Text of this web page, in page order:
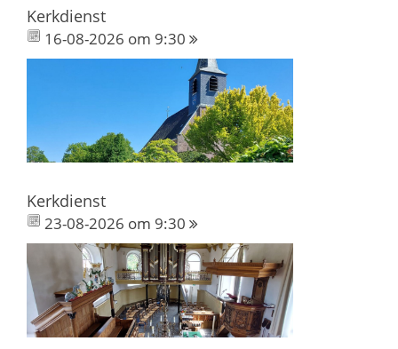
Kerkdienst
16-08-2026 om 9:30
Kerkdienst
23-08-2026 om 9:30